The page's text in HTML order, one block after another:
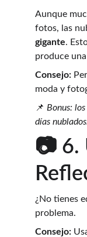
Aunque
fotos, las
gigante.
produce
Consejo:
moda y
📌 Bonus:
días
📷 6.
¿No tienes
problema.
Consejo: